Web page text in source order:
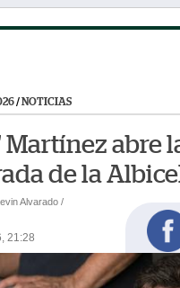
/NOTICIAS
Martínez abre
de la
Alvarado /
21:28